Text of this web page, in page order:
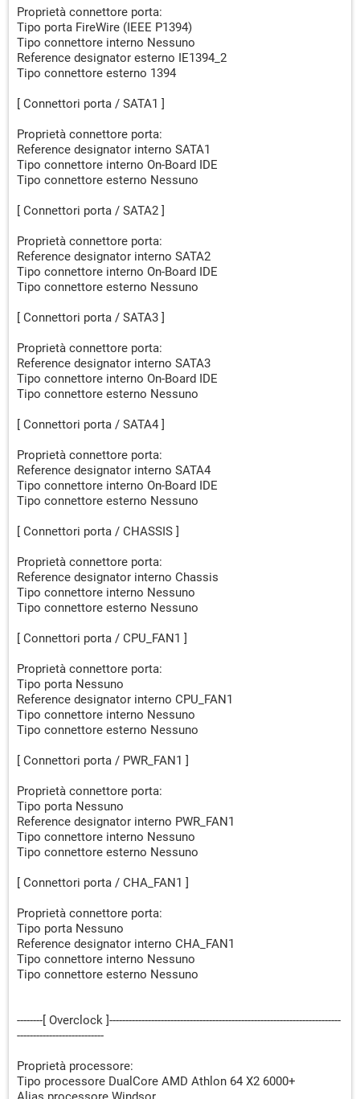
Proprietà connettore porta:
Tipo porta FireWire (IEEE P1394)
Tipo connettore interno Nessuno
Reference designator esterno IE1394_2
Tipo connettore esterno 1394
[ Connettori porta / SATA1 ]
Proprietà connettore porta:
Reference designator interno SATA1
Tipo connettore interno On-Board IDE
Tipo connettore esterno Nessuno
[ Connettori porta / SATA2 ]
Proprietà connettore porta:
Reference designator interno SATA2
Tipo connettore interno On-Board IDE
Tipo connettore esterno Nessuno
[ Connettori porta / SATA3 ]
Proprietà connettore porta:
Reference designator interno SATA3
Tipo connettore interno On-Board IDE
Tipo connettore esterno Nessuno
[ Connettori porta / SATA4 ]
Proprietà connettore porta:
Reference designator interno SATA4
Tipo connettore interno On-Board IDE
Tipo connettore esterno Nessuno
[ Connettori porta / CHASSIS ]
Proprietà connettore porta:
Reference designator interno Chassis
Tipo connettore interno Nessuno
Tipo connettore esterno Nessuno
[ Connettori porta / CPU_FAN1 ]
Proprietà connettore porta:
Tipo porta Nessuno
Reference designator interno CPU_FAN1
Tipo connettore interno Nessuno
Tipo connettore esterno Nessuno
[ Connettori porta / PWR_FAN1 ]
Proprietà connettore porta:
Tipo porta Nessuno
Reference designator interno PWR_FAN1
Tipo connettore interno Nessuno
Tipo connettore esterno Nessuno
[ Connettori porta / CHA_FAN1 ]
Proprietà connettore porta:
Tipo porta Nessuno
Reference designator interno CHA_FAN1
Tipo connettore interno Nessuno
Tipo connettore esterno Nessuno
--------[ Overclock ]------------------------------------------------------------------------
---------------------------
Proprietà processore:
Tipo processore DualCore AMD Athlon 64 X2 6000+